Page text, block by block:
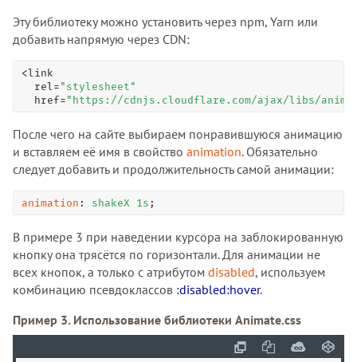
Эту библиотеку можно установить через npm, Yarn или
добавить напрямую через CDN:
<link
  rel=
"stylesheet"
  href=
"https://cdnjs.cloudflare.com/ajax/libs/
После чего на сайте выбираем понравившуюся анимацию
и вставляем её имя в свойство animation. Обязательно
следует добавить и продолжительность самой анимации:
animation : shakeX 1 s ;
В примере 3 при наведении курсора на заблокированную
кнопку она трясётся по горизонтали. Для анимации не
всех кнопок, а только с атрибутом disabled, используем
комбинацию псевдоклассов :disabled:hover.
Пример 3. Использование библиотеки Animate.css